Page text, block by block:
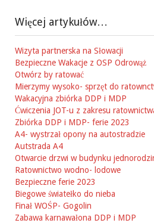
Więcej artykułów…
Wizyta partnerska na Słowacji
Bezpieczne Wakacje z OSP Odrowąż
Otwórz by ratować
Mierzymy wysoko- sprzęt do
Wakacyjna zbiórka DDP i MDP
Ćwiczenia JOT-u z zakresu
Zbiórka DDP i MDP- ferie 2023
A4- wystrzał opony na autostradzie
Autstrada A4
Otwarcie drzwi w budynku
Ratownictwo wodno- lodowe
Bezpieczne ferie 2023
Biegowe światełko do nieba
Finał WOŚP- Gogolin
Zabawa karnawałona DDP i MDP